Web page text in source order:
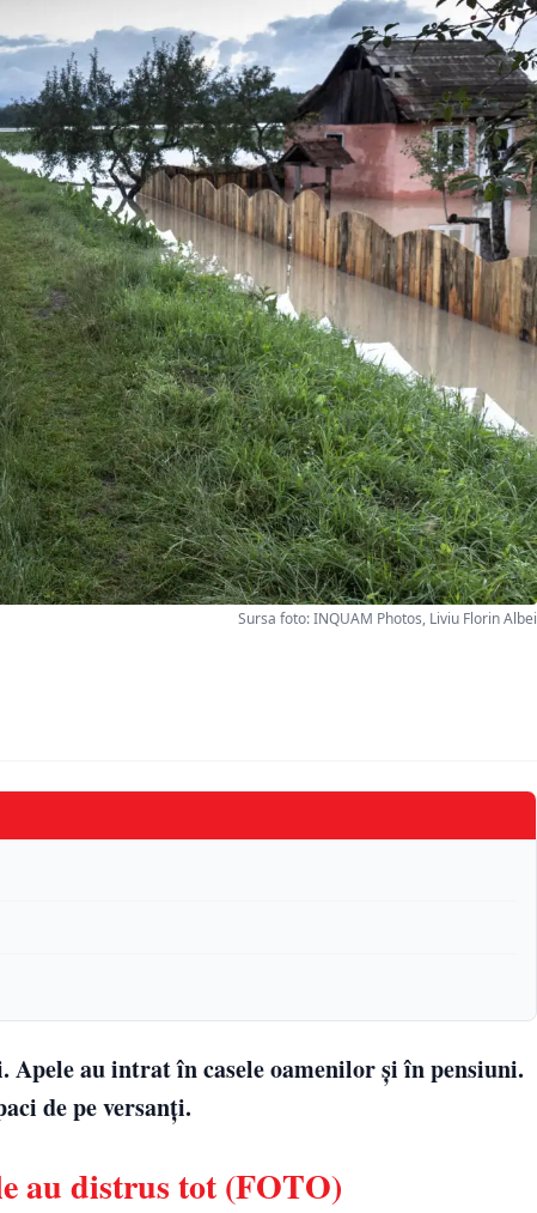
Sursa foto: INQUAM Photos, Liviu Florin Albei
au intrat în casele oamenilor și în pensiuni.
de pe versanți.
au distrus tot (FOTO)